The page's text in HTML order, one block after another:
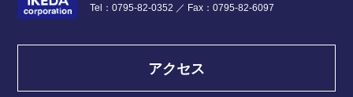
Tel：0795-82-0352 ／ Fax：0795-82-6097
アクセス